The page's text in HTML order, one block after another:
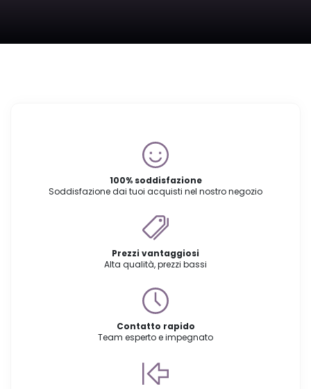
100% soddisfazione
Soddisfazione dai tuoi acquisti nel nostro negozio
Prezzi vantaggiosi
Alta qualità, prezzi bassi
Contatto rapido
Team esperto e impegnato